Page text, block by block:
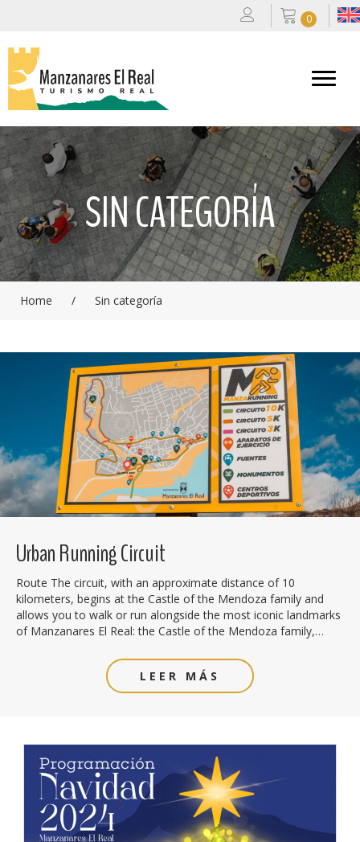
0
SIN CATEGORÍA
Home / Sin categoría
Urban Running Circuit
Route The circuit, with an approximate distance of 10
kilometers, begins at the Castle of the Mendoza family and
allows you to walk or run alongside the most iconic landmarks
of Manzanares El Real: the Castle of the Mendoza family,…
LEER MÁS